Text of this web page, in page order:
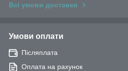
Всі умови доставки
Умови оплати
Післяплата
Оплата на рахунок